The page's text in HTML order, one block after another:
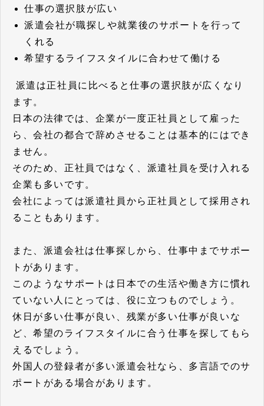
仕事の選択肢が広い
派遣会社が職探しや就業後のサポートを行って
くれる
希望するライフスタイルに合わせて働ける
派遣は正社員に比べると仕事の選択肢が広くなり
ます。
日本の法律では、企業が一度正社員として雇った
ら、会社の都合で辞めさせることは基本的にはでき
ません。
そのため、正社員ではなく、派遣社員を受け入れる
企業も多いです。
会社によっては派遣社員から正社員として採用され
ることもあります。
また、派遣会社は仕事探しから、仕事中までサポー
トがあります。
このようなサポートは日本での生活や働き方に慣れ
ていない人にとっては、役に立つものでしょう。
休日が多い仕事が良い、残業が多い仕事が良いな
ど、希望のライフスタイルに合う仕事を探してもら
えるでしょう。
外国人の登録者が多い派遣会社なら、多言語でのサ
ポートがある場合があります。